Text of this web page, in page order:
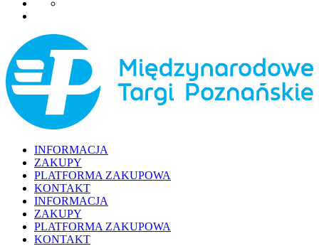
INFORMACJA
ZAKUPY
PLATFORMA ZAKUPOWA
KONTAKT
INFORMACJA
ZAKUPY
PLATFORMA ZAKUPOWA
KONTAKT